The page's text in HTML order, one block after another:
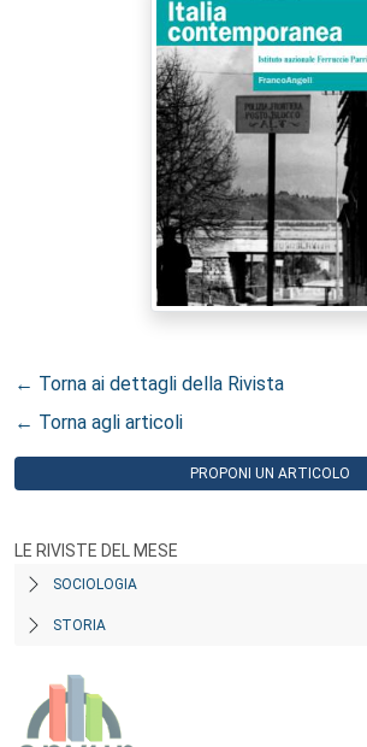
← Torna ai dettagli della Rivista
← Torna agli articoli
PROPONI UN ARTICOLO
LE RIVISTE DEL MESE
SOCIOLOGIA
STORIA